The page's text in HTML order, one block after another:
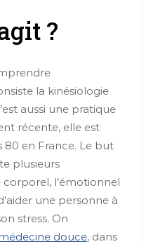
?
la kinésiologie
aussi une pratique
récente, elle est
80 en France. Le but
plusieurs
l’émotionnel
une personne à
stress. On
douce, dans